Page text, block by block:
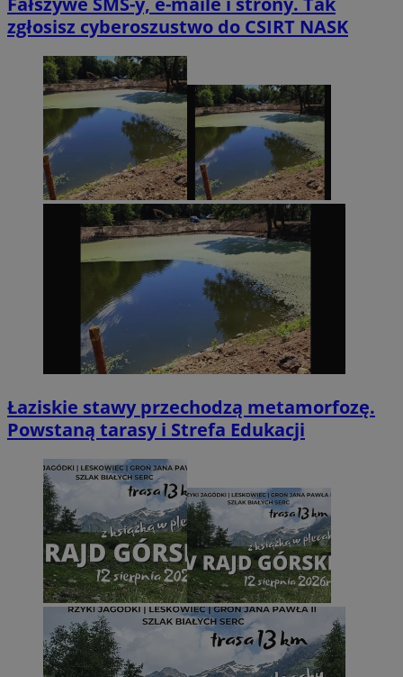
zgłosisz cyberoszustwo do CSIRT NASK
Łaziskie stawy przechodzą metamorfozę.
Powstaną tarasy i Strefa Edukacji